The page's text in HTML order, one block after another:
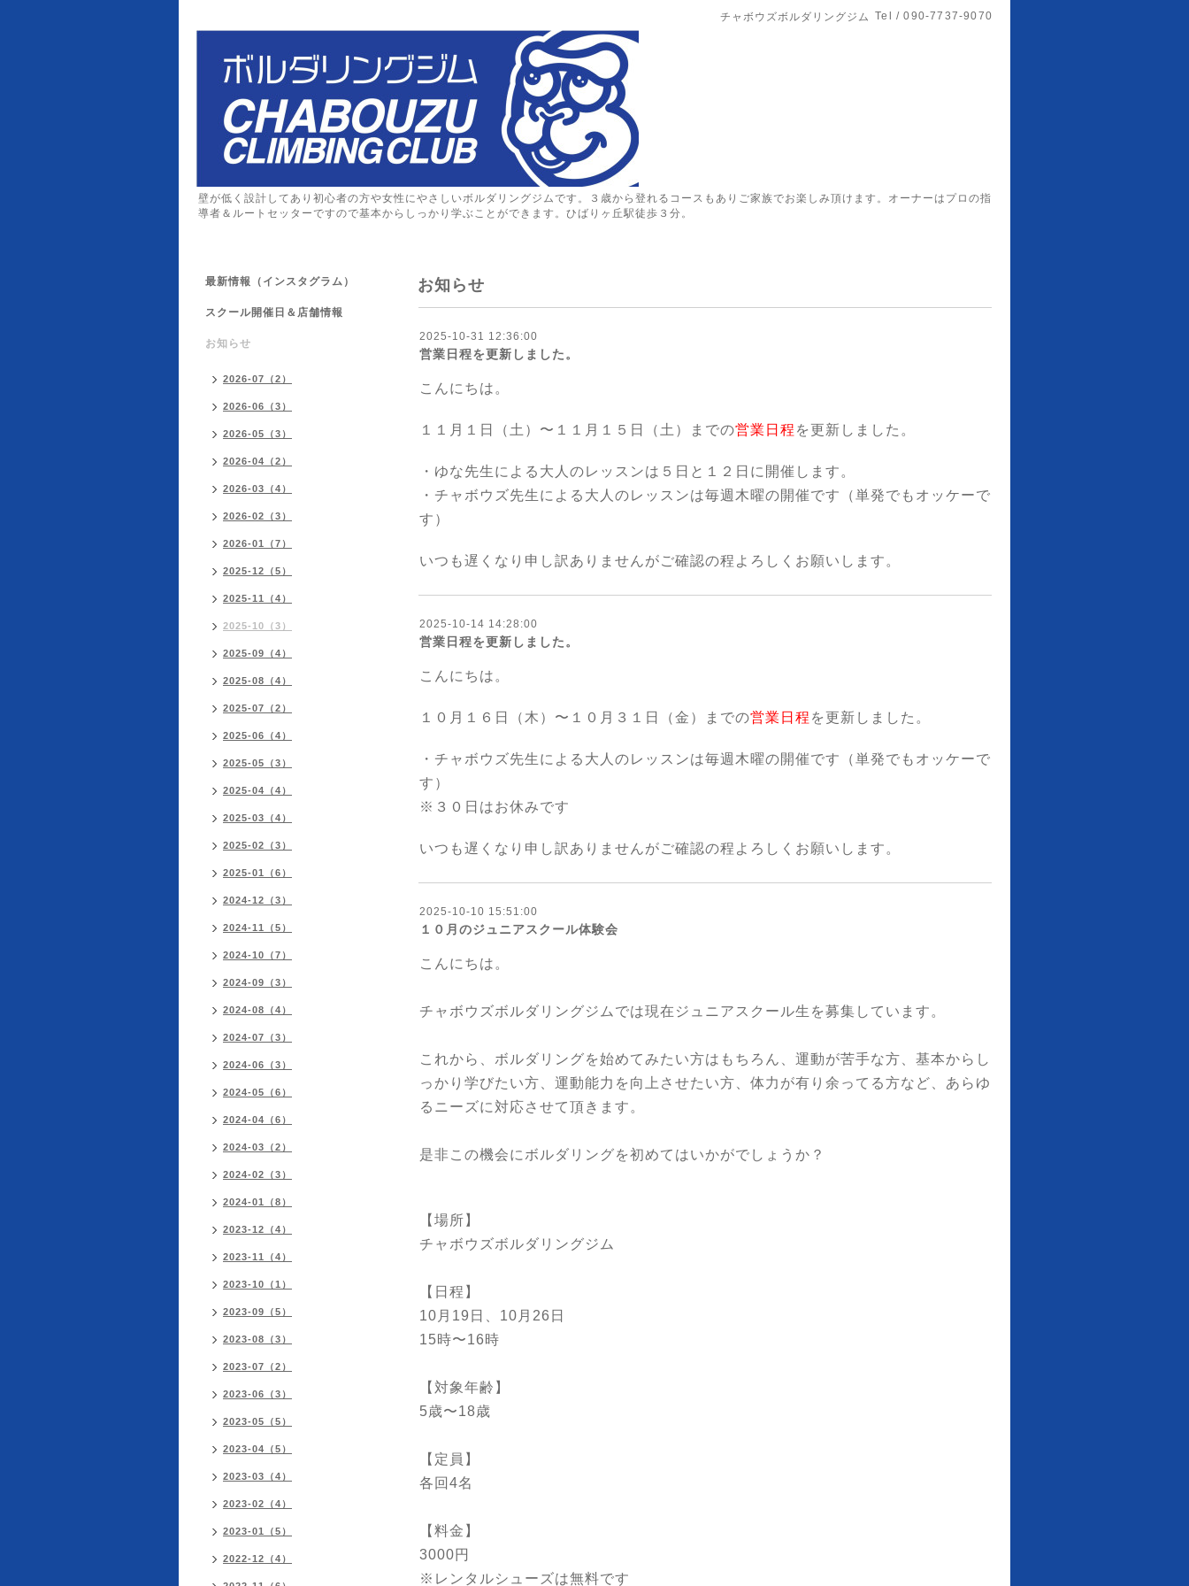
チャボウズボルダリングジム Tel / 090-7737-9070
壁が低く設計してあり初心者の方や女性にやさしいボルダリングジムです。３歳から登れるコースもありご家族でお楽しみ頂けます。オーナーはプロの指
導者＆ルートセッターですので基本からしっかり学ぶことができます。ひばりヶ丘駅徒歩３分。
お知らせ
2025-10-31 12:36:00
営業日程を更新しました。
こんにちは。
１１月１日（土）〜１１月１５日（土）までの営業日程 を更新しました。
・ゆな先生による大人のレッスンは５日と１２日に開催します。
・チャボウズ先生による大人のレッスンは毎週木曜の開催です（単発でもオッケーで
す）
いつも遅くなり申し訳ありませんがご確認の程よろしくお願いします。
2025-10-14 14:28:00
営業日程を更新しました。
こんにちは。
１０月１６日（木）〜１０月３１日（金）までの営業日程 を更新しました。
・チャボウズ先生による大人のレッスンは毎週木曜の開催です（単発でもオッケーで
す）
※３０日はお休みです
いつも遅くなり申し訳ありませんがご確認の程よろしくお願いします。
2025-10-10 15:51:00
１０月のジュニアスクール体験会
こんにちは。
チャボウズボルダリングジムでは現在ジュニアスクール生を募集しています。
これから、ボルダリングを始めてみたい方はもちろん、運動が苦手な方、基本からし
っかり学びたい方、運動能力を向上させたい方、体力が有り余ってる方など、あらゆ
るニーズに対応させて頂きます。
是非この機会にボルダリングを初めてはいかがでしょうか？
【場所】
チャボウズボルダリングジム
【日程】
10月19日、10月26日
15時〜16時
【対象年齢】
5歳〜18歳
【定員】
各回4名
【料金】
3000円
※レンタルシューズは無料です
最新情報（インスタグラム）
スクール開催日＆店舗情報
お知らせ
2026-07（2）
2026-06（3）
2026-05（3）
2026-04（2）
2026-03（4）
2026-02（3）
2026-01（7）
2025-12（5）
2025-11（4）
2025-10（3）
2025-09（4）
2025-08（4）
2025-07（2）
2025-06（4）
2025-05（3）
2025-04（4）
2025-03（4）
2025-02（3）
2025-01（6）
2024-12（3）
2024-11（5）
2024-10（7）
2024-09（3）
2024-08（4）
2024-07（3）
2024-06（3）
2024-05（6）
2024-04（6）
2024-03（2）
2024-02（3）
2024-01（8）
2023-12（4）
2023-11（4）
2023-10（1）
2023-09（5）
2023-08（3）
2023-07（2）
2023-06（3）
2023-05（5）
2023-04（5）
2023-03（4）
2023-02（4）
2023-01（5）
2022-12（4）